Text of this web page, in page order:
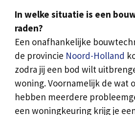
In welke situatie is een
raden?
Een onafhankelijke
de provincie Noord-Holland
zodra jij een bod wilt
woning. Voornamelijk de wat
hebben meerdere
een woningkeuring krijg je